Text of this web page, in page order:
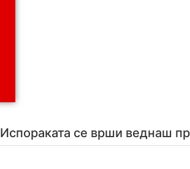
Испораката се врши веднаш